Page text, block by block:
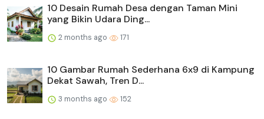
10 Desain Rumah Desa dengan Taman Mini
yang Bikin Udara Ding...
2 months ago 171
10 Gambar Rumah Sederhana 6x9 di Kampung
Dekat Sawah, Tren D...
3 months ago 152